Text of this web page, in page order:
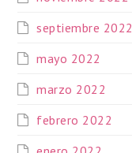
septiembre 2022
mayo 2022
marzo 2022
febrero 2022